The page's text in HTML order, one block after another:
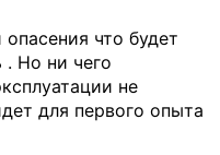
что будет
. Но ни чего
не
для первого опыта